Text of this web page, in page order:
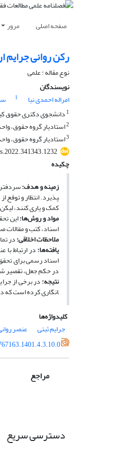
صفحه اصلی مرور
رکن روانی جرایم
نوع مقاله : علمی
نویسندگان
امراله احمدی نیا
1
1 دانشجوی دکتری حقوق
2استادیار گروه حقوق،
3استادیار گروه حقوق،
چکیده
زمینه و هدف:
پذیرد. انتظار و توقع
کمک و یاری کنند،
مواد و روش‌ها:این
اسناد، کتب و
ملاحظات اخلاقی:در
یافته‌ها:در ارتباط
اسناد رسمی برای
در حکم جعل، تقصیر
نتیجه‌:در برخی از
انگاری کرده است که
کلیدواژه‌ها
جرایم ثبتی
عنصر
مراجع
دسترسی سریع